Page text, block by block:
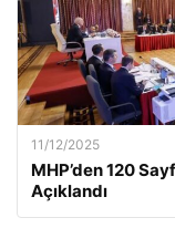
11/12/2025
MHP’den 120
Açıklandı